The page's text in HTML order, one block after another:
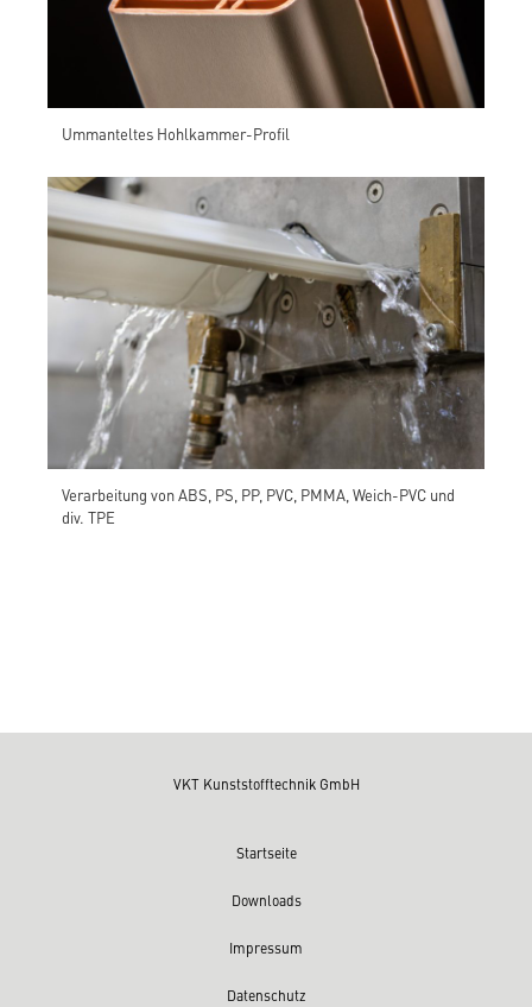
Ummanteltes Hohlkammer-Profil
Verarbeitung von ABS, PS, PP, PVC, PMMA, Weich-PVC und
div. TPE
VKT Kunststofftechnik GmbH
Startseite
Downloads
Impressum
Datenschutz